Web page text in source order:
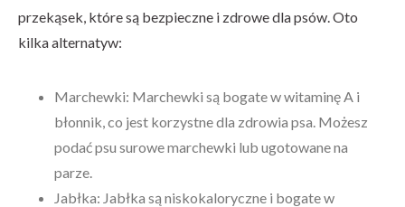
przekąsek, które są bezpieczne i zdrowe dla psów. Oto
kilka alternatyw:
Marchewki: Marchewki są bogate w witaminę A i
błonnik, co jest korzystne dla zdrowia psa. Możesz
podać psu surowe marchewki lub ugotowane na
parze.
Jabłka: Jabłka są niskokaloryczne i bogate w